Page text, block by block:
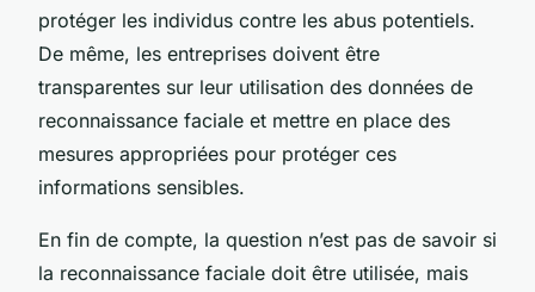
protéger les individus contre les abus potentiels.
De même, les entreprises doivent être
transparentes sur leur utilisation des données de
reconnaissance faciale et mettre en place des
mesures appropriées pour protéger ces
informations sensibles.
En fin de compte, la question n’est pas de savoir si
la reconnaissance faciale doit être utilisée, mais